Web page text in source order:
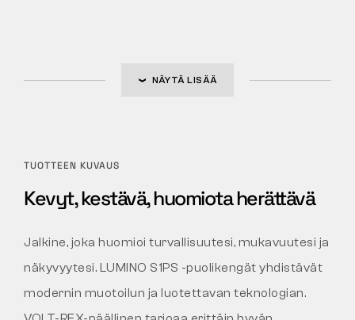
NÄYTÄ LISÄÄ
TUOTTEEN KUVAUS
Kevyt, kestävä, huomiota herättävä
Jalkine, joka huomioi turvallisuutesi, mukavuutesi ja
näkyvyytesi. LUMINO S1PS -puolikengät yhdistävät
modernin muotoilun ja luotettavan teknologian.